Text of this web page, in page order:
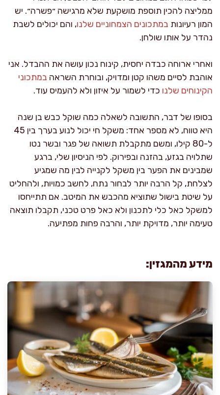
ממליצה להכין תוספת מושקעת שלא מרגישה ״פשרה״. יש
המון רעיונות במתכונים הצמחוניים שלנו, והם יכולים לשבת
נהדר על אותו שולחן.
ואחרי ארוחה כבדה יחסית, קינוח נכון עושה את ההבדל. אני
אוהבת לסיים משהו קטן ומדויק, ובוחרת השראה במתכוני
הקינוחים שלנו כדי לשמור על איזון ולא להעמיס עוד.
בסופו של דבר, התשובה לשאלה כמה שוקל כבש בן שנה
היא טווח, לא מספר אחד: משקל חי יכול לנוע בערך בין 45
ל-80 קילו, ומשם מתקבלת תשואה של פגר ובשר נטו
שתלויה בגזע, בהזנה ובפירוק. לפי הניסיון שלי, ברגע
שמבינים את הפער בין משקל לקנייה לבין מה שמגיע
לצלחת, קל הרבה יותר לבחור נתח, לחשב כמויות, ולהחליט
על שיטת בישול שתוציא מהכבש את המיטב. אם תתייחסו
למשקל כאל כלי לתכנון ולא כאל פרט טכני, תקבלו תוצאה
טעימה יותר, מדויקת יותר, והרבה פחות מפתיעה.
מידע מהמגזין: